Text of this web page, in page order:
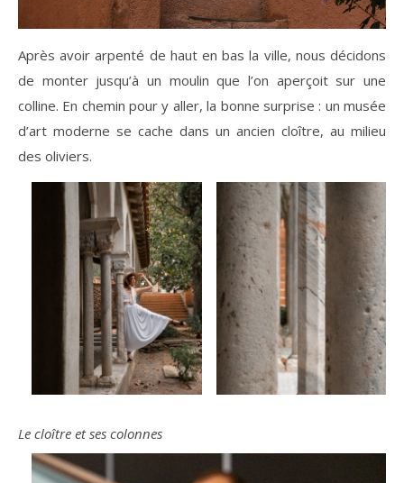
Après avoir arpenté de haut en bas la ville, nous décidons
de monter jusqu’à un moulin que l’on aperçoit sur une
colline. En chemin pour y aller, la bonne surprise : un musée
d’art moderne se cache dans un ancien cloître, au milieu
des oliviers.
Le cloître et ses colonnes